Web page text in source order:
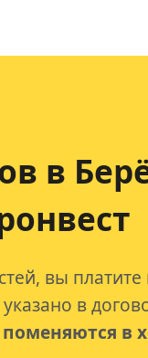
в
вы
в
в